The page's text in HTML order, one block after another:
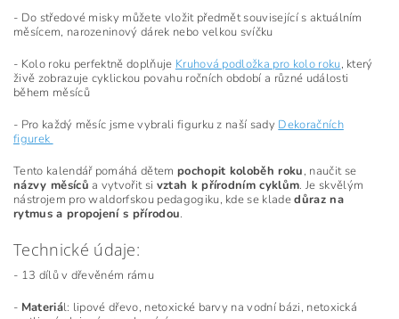
- Do středové misky můžete vložit předmět související s aktuálním
měsícem, narozeninový dárek nebo velkou svíčku
- Kolo roku perfektně doplňuje Kruhová podložka pro kolo roku, který
živě zobrazuje cyklickou povahu ročních období a různé události
během měsíců
- Pro každý měsíc jsme vybrali figurku z naší sady Dekoračních
figurek
Tento kalendář pomáhá dětem pochopit koloběh roku, naučit se
názvy měsíců a vytvořit si vztah k přírodním cyklům. Je skvělým
nástrojem pro waldorfskou pedagogiku, kde se kladedůraz na
rytmus a propojení s přírodou.
Technické údaje:
- 13 dílů v dřevěném rámu
- Materiál: lipové dřevo, netoxické barvy na vodní bázi, netoxická